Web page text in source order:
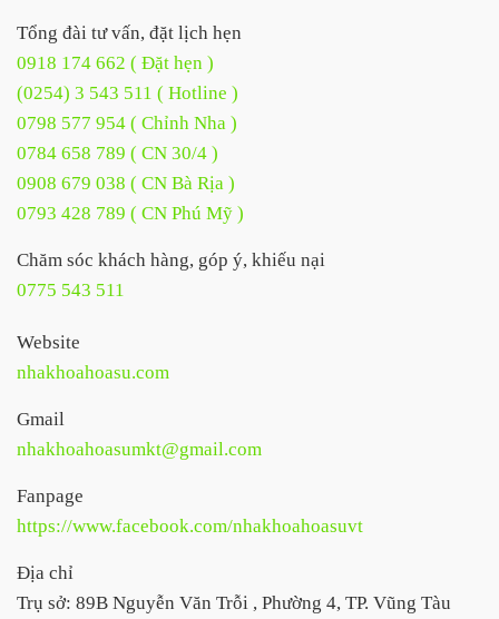
Tổng đài tư vấn, đặt lịch hẹn
0918 174 662 ( Đặt hẹn )
(0254) 3 543 511 ( Hotline )
0798 577 954 ( Chỉnh Nha )
0784 658 789 ( CN 30/4 )
0908 679 038 ( CN Bà Rịa )
0793 428 789 ( CN Phú Mỹ )
Chăm sóc khách hàng, góp ý, khiếu nại
0775 543 511
Website
nhakhoahoasu.com
Gmail
nhakhoahoasumkt@gmail.com
Fanpage
https://www.facebook.com/nhakhoahoasuvt
Địa chỉ
Trụ sở: 89B Nguyễn Văn Trỗi , Phường 4, TP. Vũng Tàu